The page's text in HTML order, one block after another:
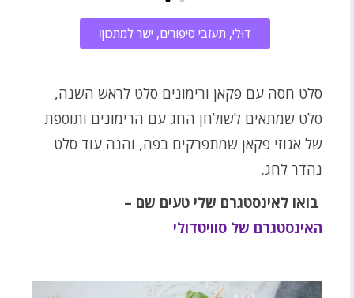
דוּלי, תעזבי סיפורים, ישר למתכון!
סלט חסה עם פקאן ורימונים סלט לראש השנה,
סלט שמתאים לשולחן החג עם הרימונים ותוספת
של אגוזי פקאן שמתפרקים בפה, והנה עוד סלט
נהדר לחג.
בואו לאינסטגרם שלי טעים שם –
האינסטגרם של סוויטדולי